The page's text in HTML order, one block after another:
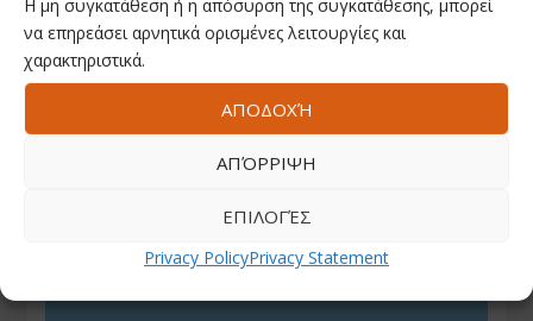
Η μη συγκατάθεση ή η απόσυρση της συγκατάθεσης, μπορεί
να επηρεάσει αρνητικά ορισμένες λειτουργίες και
χαρακτηριστικά.
ΑΠΟΔΟΧΉ
ΑΠΌΡΡΙΨΗ
ΕΠΙΛΟΓΈΣ
Privacy PolicyPrivacy Statement